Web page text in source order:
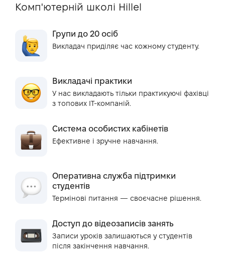
Комп'ютерній школі Hillel
Групи до 20 осіб
Викладач приділяє час кожному студенту.
Викладачі практики
У нас викладають тільки практикуючі фахівці
з топових IT-компаній.
Система особистих кабінетів
Ефективне і зручне навчання.
Оперативна служба підтримки
студентів
Термінові питання — своєчасне рішення.
Доступ до відеозаписів занять
Записи уроків залишаються у студентів
після закінчення навчання.